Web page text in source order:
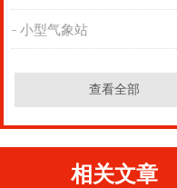
小型气象站
查看全部
相关文章